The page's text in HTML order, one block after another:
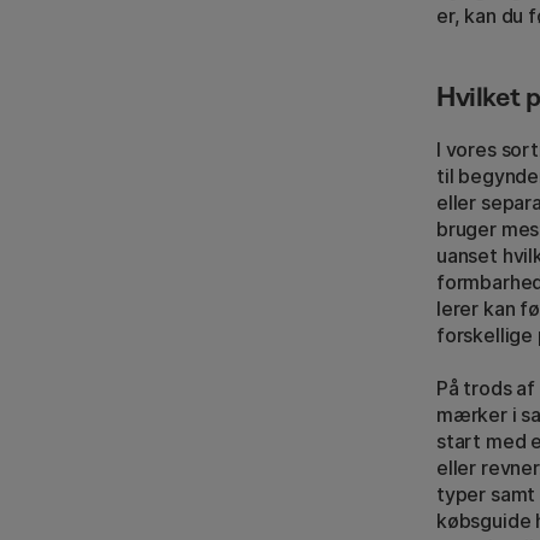
er, kan du
Hvilket
I vores
til
eller
bruger
uanset
lerer kan
forskellige
På trods
mærker i
start med
eller
typer samt
købsguide